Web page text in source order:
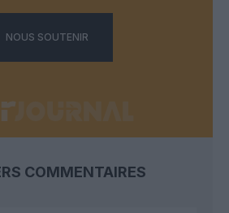
NOUS SOUTENIR
COMMENTAIRES